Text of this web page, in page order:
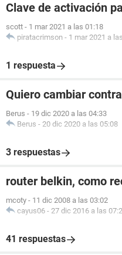
Clave de activación
scott - 1 mar 2021 a las 01:18
piratacrimson - 1 mar 2021 a
1 respuesta
Quiero cambiar
Berus - 19 dic 2020 a las 04:33
Berus - 20 dic 2020 a las 05:08
3 respuestas
router belkin, como
mcoty - 11 dic 2008 a las 03:02
cayus06 - 27 dic 2016 a las
41 respuestas